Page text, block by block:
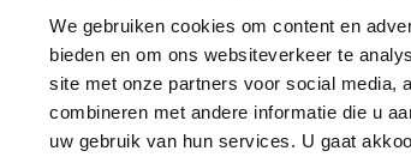
We gebruiken cookies om content en
bieden en om ons websiteverkeer te
site met onze partners voor social media,
combineren met andere informatie die u
uw gebruik van hun services. U gaat
THEMA’S
ACTIVITEITEN
VIDEO’S